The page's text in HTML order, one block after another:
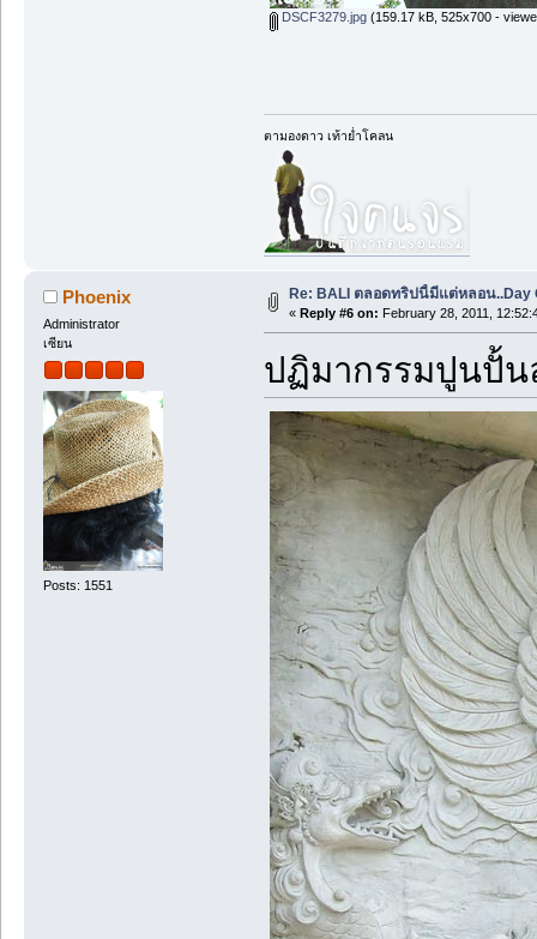
DSCF3279.jpg(159.17 kB, 525x700 -
ตามองดาว เท้าย่ำโคลน
Phoenix
Administrator
เซียน
Posts: 1551
Re: BALI ตลอดทริปนี้มีแต่หลอน..Day
« Reply #6 on: February 28, 2011,
ปฏิมากรรมปูนปั้น